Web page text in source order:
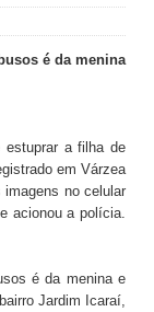
é da menina
a filha de
em Várzea
no celular
acionou a polícia.
é da menina e
Jardim Icaraí,